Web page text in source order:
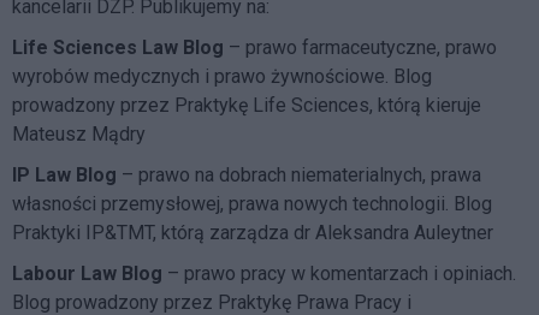
kancelarii DZP. Publikujemy na:
Life Sciences Law Blog – prawo farmaceutyczne, prawo
wyrobów medycznych i prawo żywnościowe. Blog
prowadzony przez Praktykę Life Sciences, którą kieruje
Mateusz Mądry
IP Law Blog – prawo na dobrach niematerialnych, prawa
własności przemysłowej, prawa nowych technologii. Blog
Praktyki IP&TMT, którą zarządza dr Aleksandra Auleytner
Labour Law Blog – prawo pracy w komentarzach i opiniach.
Blog prowadzony przez Praktykę Prawa Pracy i